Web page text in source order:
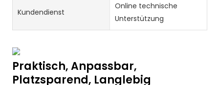
Kundendienst
Online technische
Unterstützung
Praktisch, Anpassbar,
Platzsparend, Langlebig